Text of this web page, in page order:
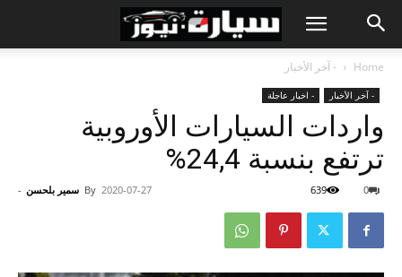
Home - آخر الأخبار
- آخر الأخبار - اخبار عاجلة
واردات السيارات الأوروبية
ترتفع بنسبة 24,4%
By سمير بلحسن - 2020-07-27 0
639